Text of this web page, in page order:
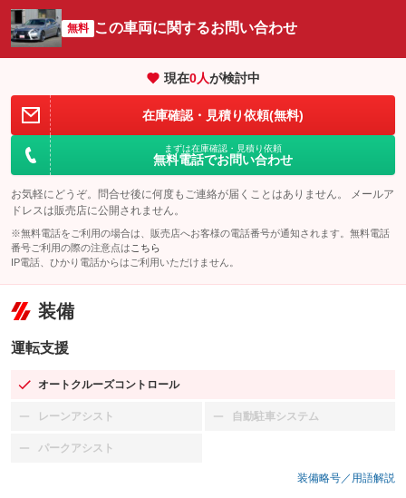
無料 この車両に関するお問い合わせ
現在0人が検討中
在庫確認・見積り依頼(無料)
まずは在庫確認・見積り依頼
無料電話でお問い合わせ
お気軽にどうぞ。問合せ後に何度もご連絡が届くことはありません。 メールア
ドレスは販売店に公開されません。
※無料電話をご利用の場合は、販売店へお客様の電話番号が通知されます。無料電話
番号ご利用の際の注意点は こちら
IP電話、ひかり電話からはご利用いただけません。
装備
運転支援
オートクルーズコントロール
：装備あり
レーンアシスト
：装備なし 自動駐車システム
：装備なし
パークアシスト
：装備なし
装備略号／用語解説